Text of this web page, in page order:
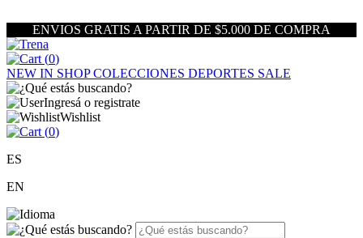
ENVIOS GRATIS A PARTIR DE $5.000 DE COMPRA
(0)
NEW IN SHOPCOLECCIONES DEPORTES SALE
Ingresá o registrate
Wishlist
(0)
ES
EN